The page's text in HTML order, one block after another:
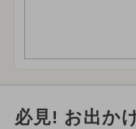
必見! お出か